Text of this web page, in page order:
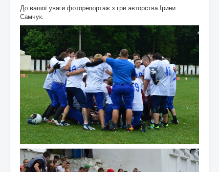
До вашої уваги фоторепортаж з гри авторства Ірини
Самчук.